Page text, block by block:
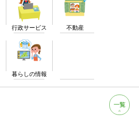
行政サービス 不動産
暮らしの情報
一覧